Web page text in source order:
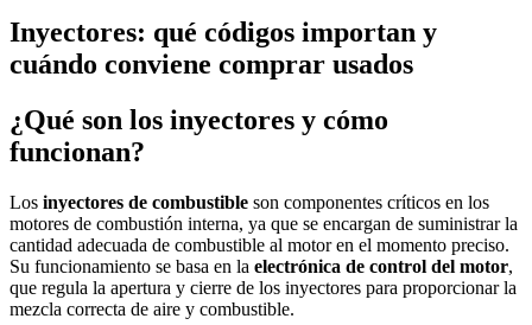
Inyectores: qué códigos importan y
cuándo conviene comprar usados
¿Qué son los inyectores y cómo
funcionan?
Los inyectores de combustible son componentes críticos en los
motores de combustión interna, ya que se encargan de suministrar la
cantidad adecuada de combustible al motor en el momento preciso.
Su funcionamiento se basa en la electrónica de control del motor,
que regula la apertura y cierre de los inyectores para proporcionar la
mezcla correcta de aire y combustible.